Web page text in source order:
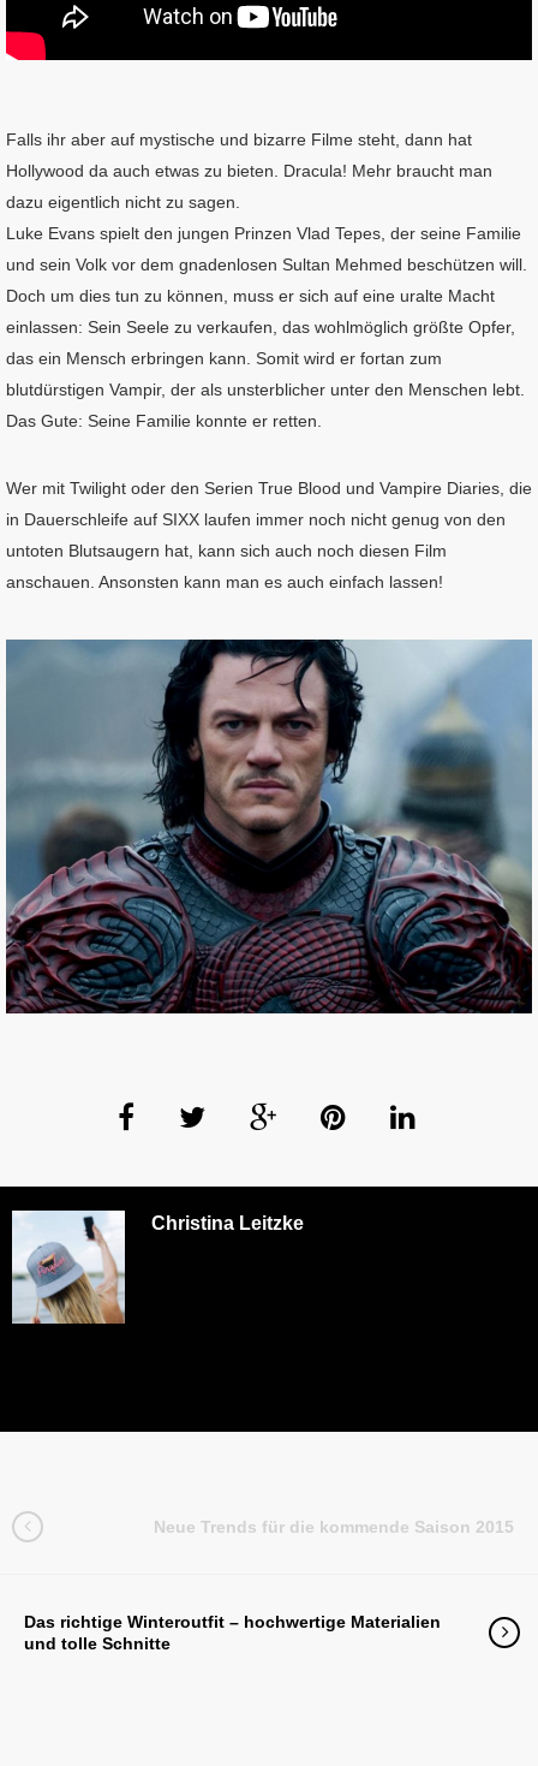
Falls ihr aber auf mystische und bizarre Filme steht, dann hat
Hollywood da auch etwas zu bieten. Dracula! Mehr braucht man
dazu eigentlich nicht zu sagen.
Luke Evans spielt den jungen Prinzen Vlad Tepes, der seine Familie
und sein Volk vor dem gnadenlosen Sultan Mehmed beschützen will.
Doch um dies tun zu können, muss er sich auf eine uralte Macht
einlassen: Sein Seele zu verkaufen, das wohlmöglich größte Opfer,
das ein Mensch erbringen kann. Somit wird er fortan zum
blutdürstigen Vampir, der als unsterblicher unter den Menschen lebt.
Das Gute: Seine Familie konnte er retten.
Wer mit Twilight oder den Serien True Blood und Vampire Diaries, die
in Dauerschleife auf SIXX laufen immer noch nicht genug von den
untoten Blutsaugern hat, kann sich auch noch diesen Film
anschauen. Ansonsten kann man es auch einfach lassen!
Christina Leitzke
Neue Trends für die kommende Saison 2015
Das richtige Winteroutfit – hochwertige Materialien
und tolle Schnitte